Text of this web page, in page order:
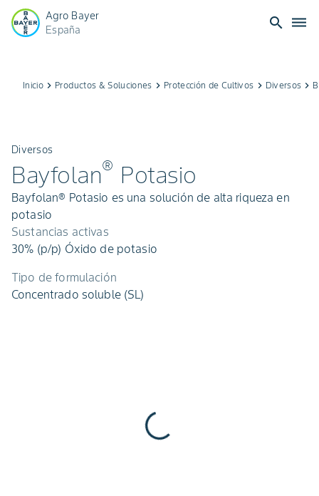
Agro Bayer
España
search dehaze
Inicio keyboard_arrow_right Productos & Soluciones keyboard_arrow_right Protección de Cultivos keyboard_arrow_right Diversos keyboard_arrow_right
Diversos
Bayfolan® Potasio
Bayfolan® Potasio es una solución de alta riqueza en
potasio
Sustancias activas
30% (p/p) Óxido de potasio
Tipo de formulación
Concentrado soluble (SL)